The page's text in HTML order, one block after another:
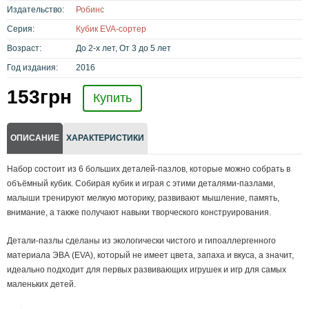
Издательство:
Робинс
Серия:
Кубик EVA-сортер
Возраст:
До 2-х лет, От 3 до 5 лет
Год издания:
2016
153грн Купить
ОПИСАНИЕ ХАРАКТЕРИСТИКИ
Набор состоит из 6 больших деталей-пазлов, которые можно собрать в
объёмный кубик. Собирая кубик и играя с этими деталями-пазлами,
малыши тренируют мелкую моторику, развивают мышление, память,
внимание, а также получают навыки творческого конструирования.
Детали-пазлы сделаны из экологически чистого и гипоаллергенного
материала ЭВА (EVA), который не имеет цвета, запаха и вкуса, а значит,
идеально подходит для первых развивающих игрушек и игр для самых
маленьких детей.